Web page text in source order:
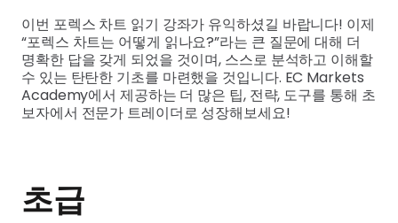
이번 포렉스 차트 읽기 강좌가 유익하셨길 바랍니다! 이제
“포렉스 차트는 어떻게 읽나요?”라는 큰 질문에 대해 더
명확한 답을 갖게 되었을 것이며, 스스로 분석하고 이해할
수 있는 탄탄한 기초를 마련했을 것입니다. EC Markets
Academy에서 제공하는 더 많은 팁, 전략, 도구를 통해 초
보자에서 전문가 트레이더로 성장해보세요!
초급